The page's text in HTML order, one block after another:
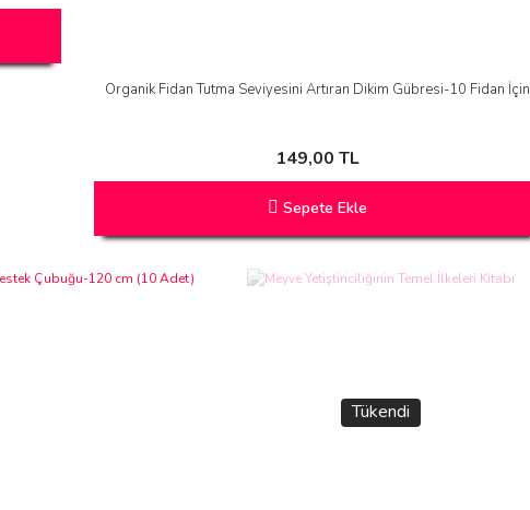
Organik Fidan Tutma Seviyesini Artıran Dikim Gübresi-10 Fidan İçin
149,00 TL
Sepete Ekle
Tükendi